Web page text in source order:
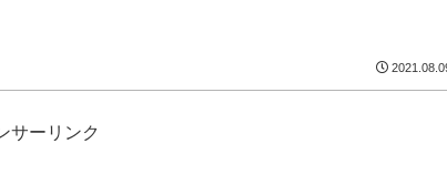
サーリンク